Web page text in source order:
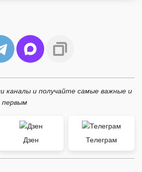
каналы и получайте самые важные и
первым
Дзен Телеграм